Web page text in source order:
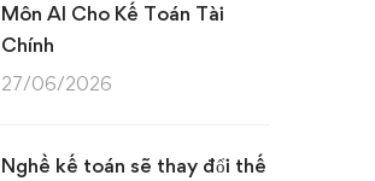
Môn AI Cho Kế Toán Tài
Chính
27/06/2026
Nghề kế toán sẽ thay đổi thế